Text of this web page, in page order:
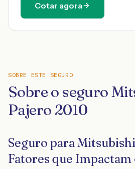
Cotar agora
SOBRE ESTE SEGURO
Sobre o seguro
Pajero 2010
Seguro para
Fatores que Impactam